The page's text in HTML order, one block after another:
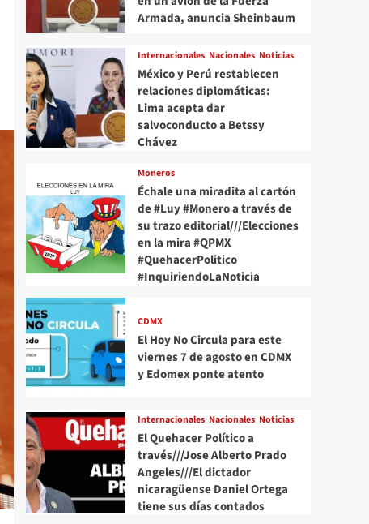
Armada, anuncia Sheinbaum
Internacionales Nacionales Noticias
México y Perú restablecen
relaciones diplomáticas:
Lima acepta dar
salvoconducto a Betssy
Chávez
Moneros
Échale una miradita al cartón
de #Luy #Monero a través de
su trazo editorial///Elecciones
en la mira #QPMX
#QuehacerPolitico
#InquiriendoLaNoticia
CDMX
El Hoy No Circula para este
viernes 7 de agosto en CDMX
y Edomex ponte atento
Internacionales Nacionales Noticias
El Quehacer Político a
través///Jose Alberto Prado
Angeles///El dictador
nicaragüense Daniel Ortega
tiene sus días contados